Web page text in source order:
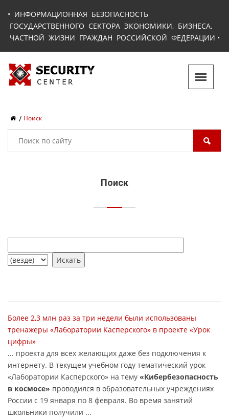
• ИНФОРМАЦИОННАЯ БЕЗОПАСНОСТЬ
ГОСУДАРСТВЕННОГО СЕКТОРА ЭКОНОМИКИ, БИЗНЕСА,
ЧАСТНОЙ ЖИЗНИ ГРАЖДАН РОССИЙСКОЙ ФЕДЕРАЦИИ •
Поиск
Поиск
Более 2,3 млн раз за три недели были использованы
тренажеры «Лаборатории Касперского» в проекте «Урок
цифры»
... проекта для всех желающих даже без подключения к
интернету. В текущем учебном году тематический урок
«Лаборатории Касперского» на тему «Кибербезопасность
в космосе» проводился в образовательных учреждениях
России с 19 января по 8 февраля. Во время занятий
школьники получили ...